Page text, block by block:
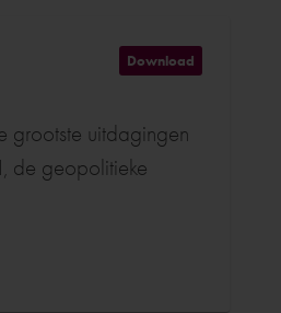
grootste uitdagingen
de geopolitieke
Download